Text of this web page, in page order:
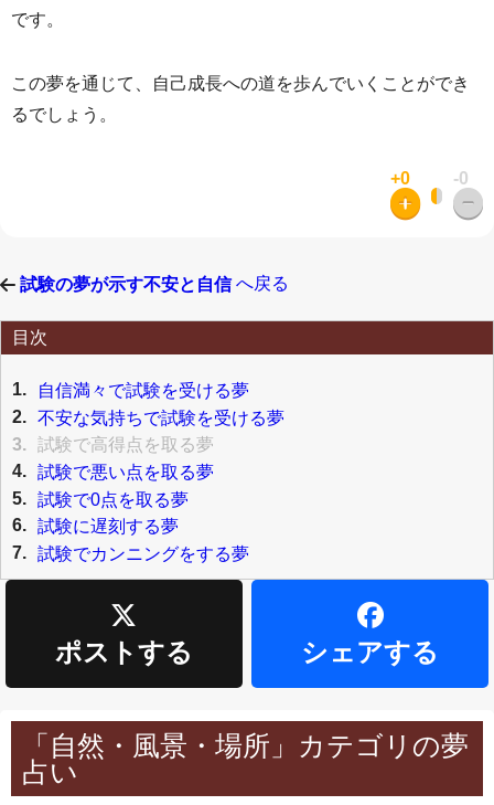
です。
この夢を通じて、自己成長への道を歩んでいくことができ
るでしょう。
+0 -0
試験の夢が示す不安と自信へ戻る
目次
1.
自信満々で試験を受ける夢
2. 不安な気持ちで試験を受ける夢
3.
試験で高得点を取る夢
4. 試験で悪い点を取る夢
5. 試験で0点を取る夢
6. 試験に遅刻する夢
7. 試験でカンニングをする夢
ポストする シェアする
「自然・風景・場所」カテゴリの夢
占い